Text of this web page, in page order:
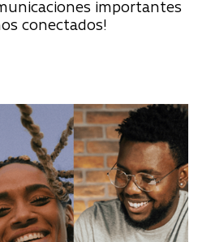
importantes
conectados!